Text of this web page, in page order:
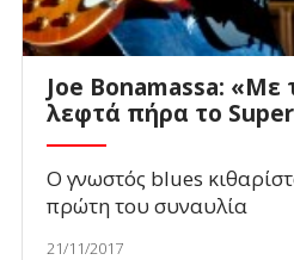
Joe Bonamassa:
λεφτά πήρα το
Ο γνωστός blues
πρώτη του συναυλία
21/11/2017